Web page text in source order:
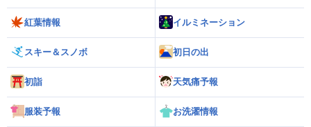
紅葉情報 イルミネーション
スキー＆スノボ 初日の出
初詣 天気痛予報
服装予報 お洗濯情報